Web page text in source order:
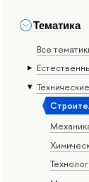
Тематика
Все